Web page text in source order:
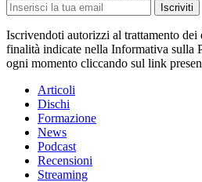
Iscriviti
Iscrivendoti autorizzi al trattamento dei
finalità indicate nella Informativa sulla
ogni momento cliccando sul link
Articoli
Dischi
Formazione
News
Podcast
Recensioni
Streaming